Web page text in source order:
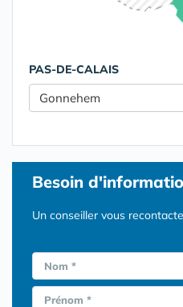
PAS-DE-CALAIS
Gonnehem
Besoin
Un conseiller vous recontacte
Nom *
Prénom *